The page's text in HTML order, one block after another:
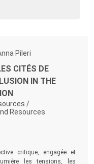
tempo” nel bambino, a
in narrazioni
Pileri
CITÉS DE
IN THE
/
Resources
critique, engagée et
les tensions, les